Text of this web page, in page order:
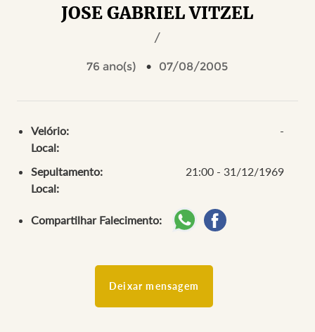
JOSE GABRIEL VITZEL
/
76 ano(s) 07/08/2005
Velório:
-
Local:
Sepultamento:
21:00 - 31/12/1969
Local:
Compartilhar Falecimento:
Deixar mensagem